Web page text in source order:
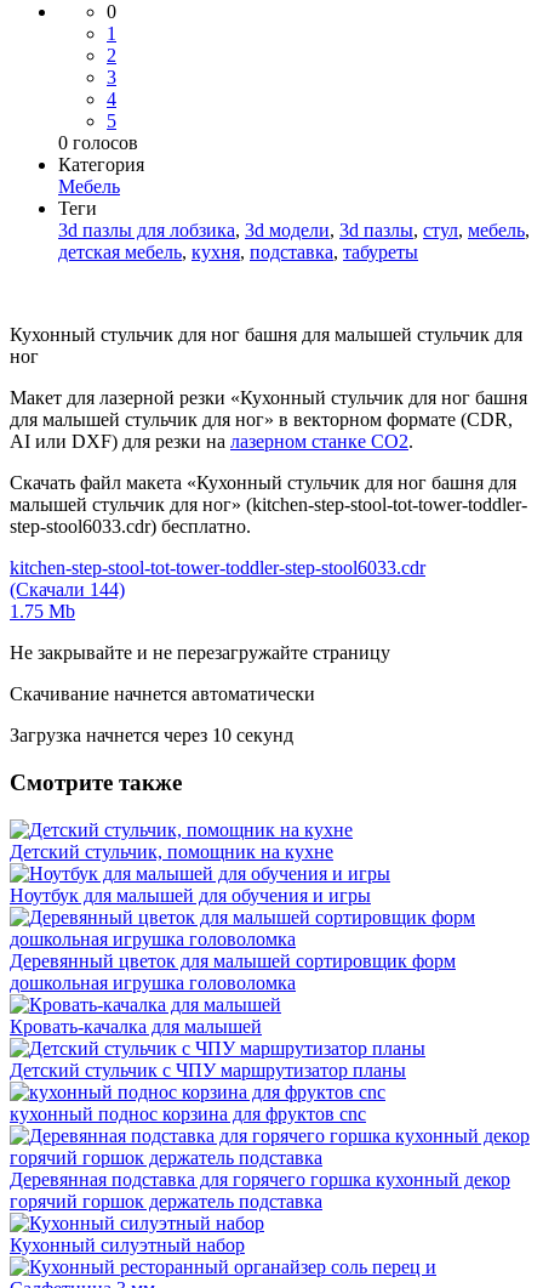
0
1
2
3
4
5
0 голосов
Категория
Мебель
Теги
3d пазлы для лобзика, 3d модели, 3d пазлы, стул, мебель,
детская мебель, кухня, подставка, табуреты
Кухонный стульчик для ног башня для малышей стульчик для
ног
Макет для лазерной резки «Кухонный стульчик для ног башня
для малышей стульчик для ног» в векторном формате (CDR,
AI или DXF) для резки на лазерном станке СО2.
Скачать файл макета «Кухонный стульчик для ног башня для
малышей стульчик для ног» (kitchen-step-stool-tot-tower-toddler-
step-stool6033.cdr) бесплатно.
kitchen-step-stool-tot-tower-toddler-step-stool6033.cdr
(Скачали 144)
1.75 Mb
Не закрывайте и не перезагружайте страницу
Скачивание начнется автоматически
Загрузка начнется через 10 секунд
Смотрите также
Детский стульчик, помощник на кухне
Ноутбук для малышей для обучения и игры
Деревянный цветок для малышей сортировщик форм
дошкольная игрушка головоломка
Кровать-качалка для малышей
Детский стульчик с ЧПУ маршрутизатор планы
кухонный поднос корзина для фруктов cnc
Деревянная подставка для горячего горшка кухонный декор
горячий горшок держатель подставка
Кухонный силуэтный набор